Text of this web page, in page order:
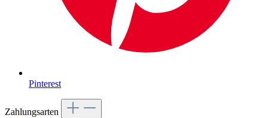
Pinterest
Zahlungsarten